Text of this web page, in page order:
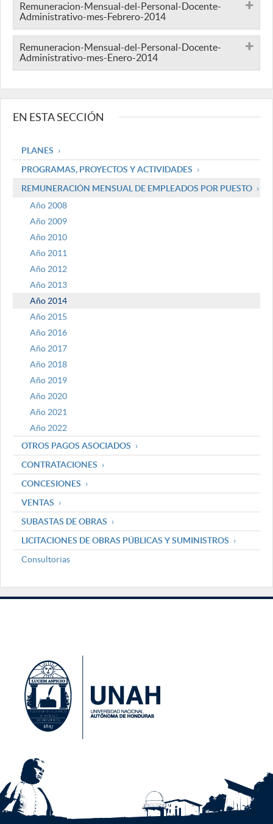
Remuneracion-Mensual-del-Personal-Docente-
Administrativo-mes-Febrero-2014
Remuneracion-Mensual-del-Personal-Docente-
Administrativo-mes-Enero-2014
EN ESTA SECCIÓN
PLANES
PROGRAMAS, PROYECTOS Y ACTIVIDADES
REMUNERACIÓN MENSUAL DE EMPLEADOS POR PUESTO
Año 2008
Año 2009
Año 2010
Año 2011
Año 2012
Año 2013
Año 2014
Año 2015
Año 2016
Año 2017
Año 2018
Año 2019
Año 2020
Año 2021
Año 2022
OTROS PAGOS ASOCIADOS
CONTRATACIONES
CONCESIONES
VENTAS
SUBASTAS DE OBRAS
LICITACIONES DE OBRAS PÚBLICAS Y SUMINISTROS
Consultorias